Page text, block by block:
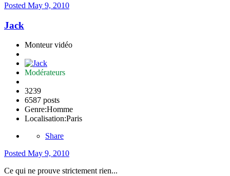
Posted May 9, 2010
Jack
Monteur vidéo
Modérateurs
3239
6587 posts
Genre:Homme
Localisation:Paris
Share
Posted May 9, 2010
Ce qui ne prouve strictement rien...